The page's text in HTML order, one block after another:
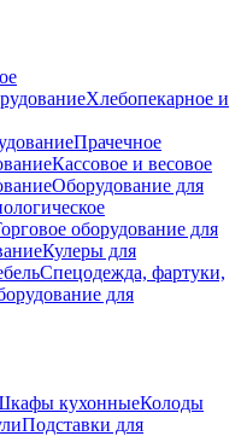
Хлебопекарное и
Прачечное
Кассовое и весовое
Оборудование для
оборудование для
Кулеры для
Спецодежда, фартуки,
для
кухонныеКолоды
Подставки для